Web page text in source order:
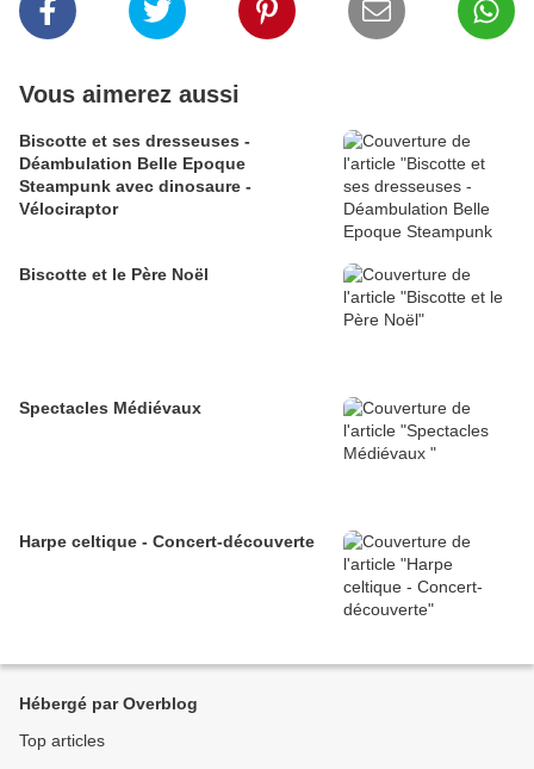
Vous aimerez aussi
Biscotte et ses dresseuses -
Déambulation Belle Epoque
Steampunk avec dinosaure -
Vélociraptor
Biscotte et le Père Noël
Spectacles Médiévaux
Harpe celtique - Concert-découverte
Hébergé par Overblog
Top articles